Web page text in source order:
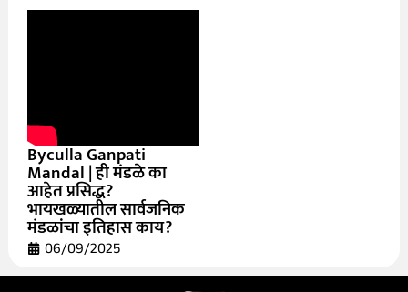
Byculla Ganpati
Mandal | ही मंडळे का
आहेत प्रसिद्ध?
भायखळ्यातील सार्वजनिक
मंडळांचा इतिहास काय?
06/09/2025